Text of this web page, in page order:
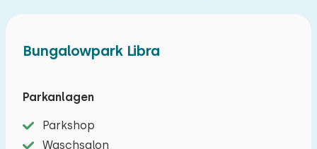
Der Bungalow ist komplett ausgestattet und
Alle Annehmlichkeiten, die Sie während Ihres
Sie an eine Waschmaschine, einen Trockner und
kostenloses Wi-Fi. Das Wohnzimmer ist gemütlich
eingerichtet und verfügt über ausreichend
Bungalowpark Libra
Parkanlagen
Parkshop
Waschsalon